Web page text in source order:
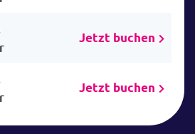
Jetzt buchen
Jetzt buchen